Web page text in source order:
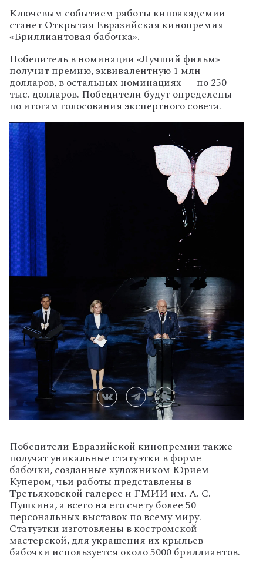
Ключевым событием работы киноакадемии
станет Открытая Евразийская кинопремия
«Бриллиантовая бабочка».
Победитель в номинации «Лучший фильм»
получит премию, эквивалентную 1 млн
долларов, в остальных номинациях — по 250
тыс. долларов. Победители будут определены
по итогам голосования экспертного совета.
Победители Евразийской кинопремии также
получат уникальные статуэтки в форме
бабочки, созданные художником Юрием
Купером, чьи работы представлены в
Третьяковской галерее и ГМИИ им. А. С.
Пушкина, а всего на его счету более 50
персональных выставок по всему миру.
Статуэтки изготовлены в костромской
мастерской, для украшения их крыльев
бабочки используется около 5000 бриллиантов.